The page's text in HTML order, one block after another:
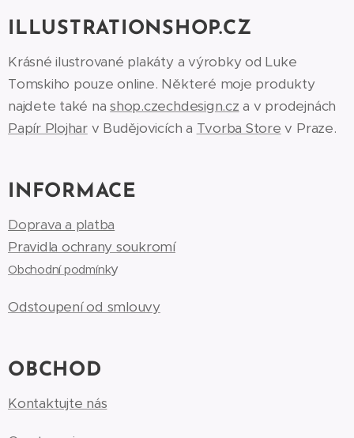
ILLUSTRATIONSHOP.CZ
Krásné ilustrované plakáty a výrobky od Luke
Tomskiho pouze online. Některé moje produkty
najdete také nashop.czechdesign.cz a v prodejnách
Papír Plojharv Budějovicích a Tvorba Store v Praze.
INFORMACE
Doprava a platba
Pravidla ochrany soukromí
Obchodní podmínky
Odstoupení od smlouvy
OBCHOD
Kontaktujte nás